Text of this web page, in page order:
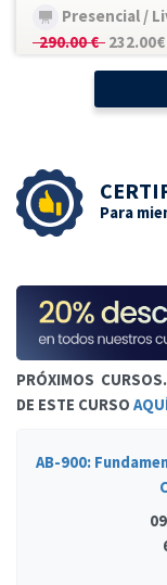
Presencial /
290.00 € 232.00€
Para
PRÓXIMOS
DE ESTE CURSO
AB-900: